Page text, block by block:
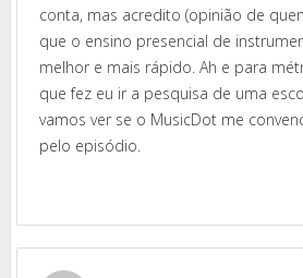
conta, mas acredito (opinião de
que o ensino presencial de
melhor e mais rápido. Ah e para
que fez eu ir a pesquisa de uma
vamos ver se o MusicDot me
pelo episódio.